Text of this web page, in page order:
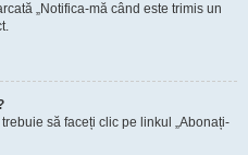
„Notifica-mă când este trimis un
să faceți clic pe linkul „Abonați-